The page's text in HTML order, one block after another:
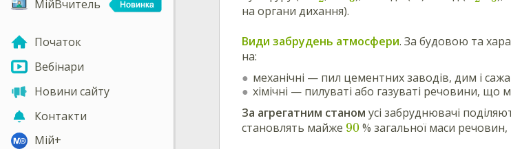
МійВчитель
Початок
Вебінари
Новини сайту
Контакти
Мій+
на органи дихання).
Види забрудень атмосфери. За будовою та
на:
механічні — пил цементних заводів, дим і
хімічні — пилуваті або газуваті речовини, що
За агрегатним станом усі забруднювачі
становлять майже 90% загальної маси